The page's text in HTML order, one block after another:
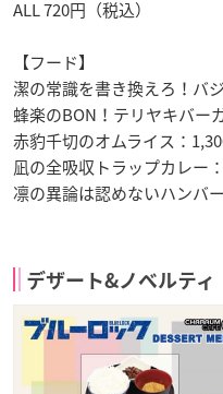
ALL 720円（税込）
【フード】
潔の常識を書き換えろ！バ
蜂楽のBON！テリヤキバー
赤豹千切のオムライス：
凪の全吸収トラップカレー
凛の異論は認めないハンバ
デザート&ノベルティ